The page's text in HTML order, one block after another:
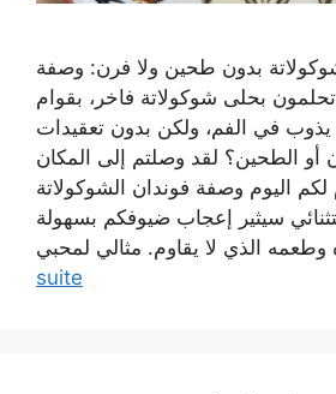
بدون طحين ولا فرن: وصفة
بحلى شوكولاتة فاخر، بقوام
في الفم، ولكن بدون تعقيدات
أو الطحين؟ لقد وصلتم إلى المكان
اليوم وصفة فوندان الشوكولاتة
سيثير إعجاب ضيوفكم بسهولة
suite